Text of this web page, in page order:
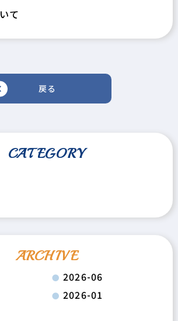
て
戻る
CATEGORY
ARCHIVE
2026-06
2026-01